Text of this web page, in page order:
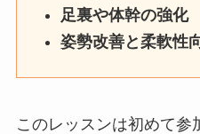
足裏や体幹の強化
姿勢改善と柔軟性
このレッスンは初めて参